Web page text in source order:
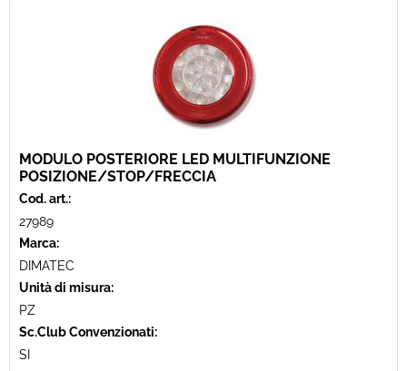
MODULO POSTERIORE LED MULTIFUNZIONE
POSIZIONE/STOP/FRECCIA
Cod. art.:
27989
Marca:
DIMATEC
Unità di misura:
PZ
Sc.Club Convenzionati:
SI